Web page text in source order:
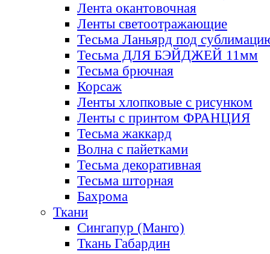
Лента окантовочная
Ленты светоотражающие
Тесьма Ланьярд под
Тесьма ДЛЯ БЭЙДЖЕЙ 11мм
Тесьма брючная
Корсаж
Ленты хлопковые с рисунком
Ленты с принтом ФРАНЦИЯ
Тесьма жаккард
Волна с пайетками
Тесьма декоративная
Тесьма шторная
Бахрома
Ткани
Сингапур (Манго)
Ткань Габардин